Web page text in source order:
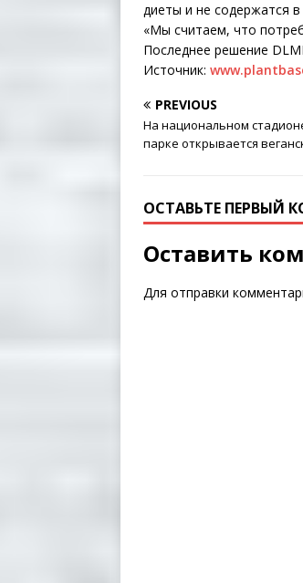
диеты и не содержатся
«Мы считаем, что
Последнее решение
Источник:
PREVIOUS
На национальном
парке открывается
ОСТАВЬТЕ ПЕРВЫЙ
Оставить
Для отправки